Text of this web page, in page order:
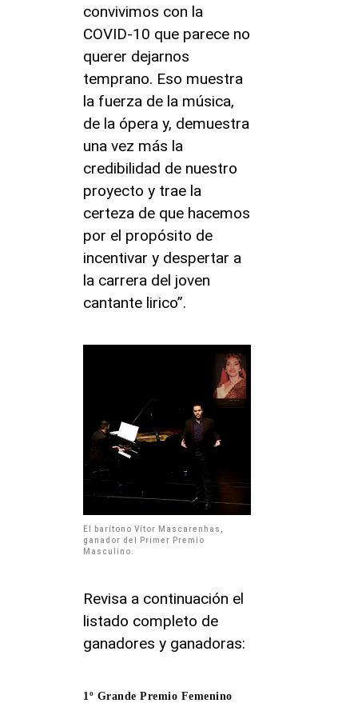
convivimos con la
COVID-10 que parece no
querer dejarnos
temprano. Eso muestra
la fuerza de la música,
de la ópera y, demuestra
una vez más la
credibilidad de nuestro
proyecto y trae la
certeza de que hacemos
por el propósito de
incentivar y despertar a
la carrera del joven
cantante lirico”.
El barítono Vítor Mascarenhas,
ganador del Primer Premio
Masculino.
Revisa a continuación el
listado completo de
ganadores y ganadoras:
1º Grande Premio Femenino